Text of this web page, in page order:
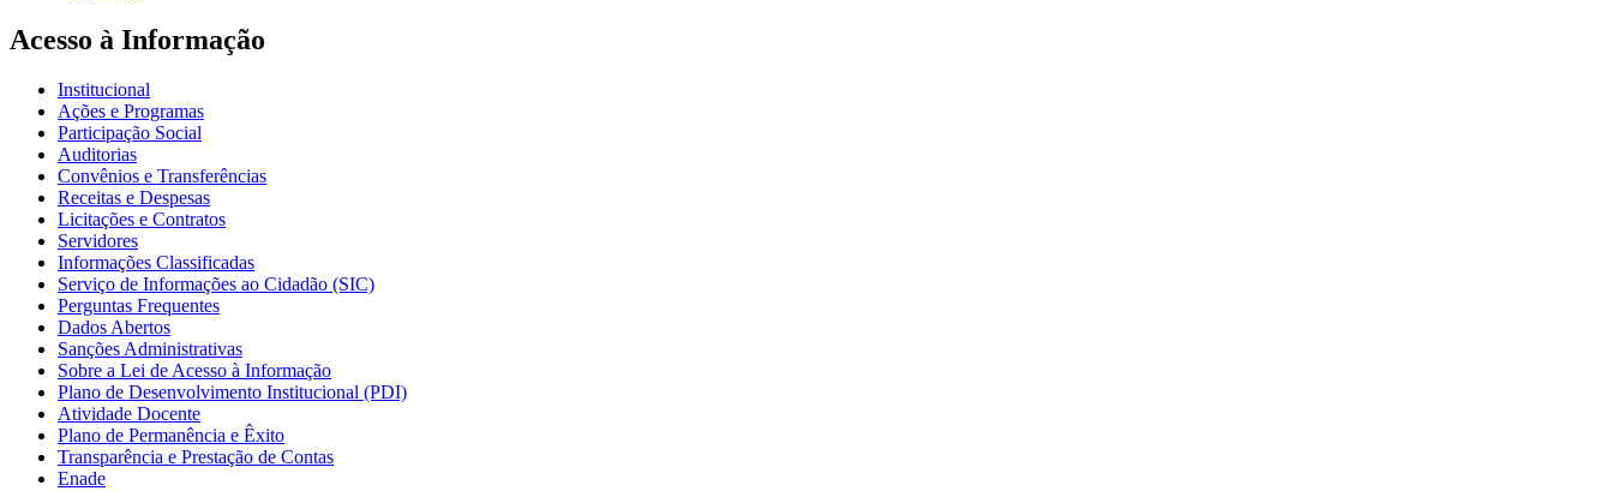
Acesso à Informação
Institucional
Ações e Programas
Participação Social
Auditorias
Convênios e Transferências
Receitas e Despesas
Licitações e Contratos
Servidores
Informações Classificadas
Serviço de Informações ao Cidadão (SIC)
Perguntas Frequentes
Dados Abertos
Sanções Administrativas
Sobre a Lei de Acesso à Informação
Plano de Desenvolvimento Institucional (PDI)
Atividade Docente
Plano de Permanência e Êxito
Transparência e Prestação de Contas
Enade